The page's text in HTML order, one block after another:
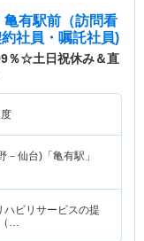
有駅前（訪問看
社員・嘱託社員)
％☆土日祝休み＆直
－仙台)「亀有駅」
ビリサービスの提
…